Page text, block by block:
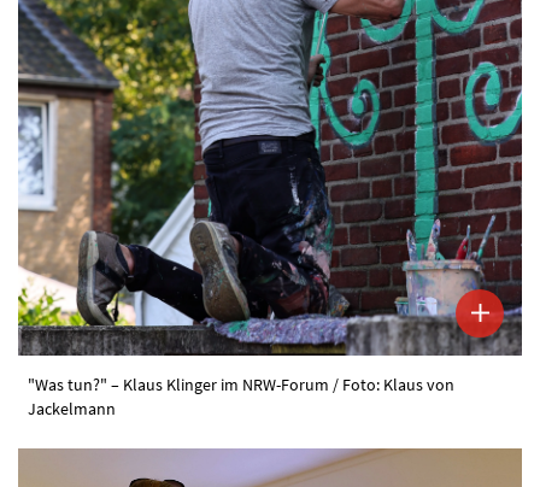
"Was tun?" – Klaus Klinger im NRW-Forum / Foto: Klaus von
Jackelmann